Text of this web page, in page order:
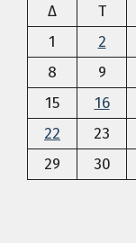
ΔΔευτέρα
ΤΤρίτη
1
2
8
9
15
16
22
23
29
30